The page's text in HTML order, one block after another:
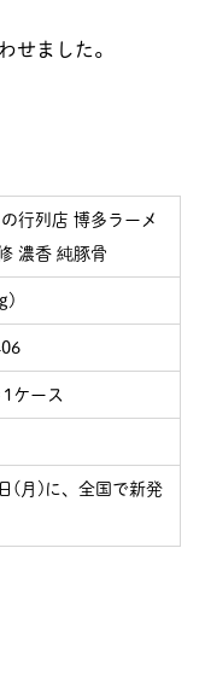
せました。
行列店 博多ラーメ
濃香 純豚骨
ケース
(月)に、全国で新発